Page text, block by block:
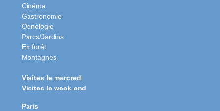
Cinéma
Gastronomie
Oenologie
Parcs/Jardins
En forêt
Montagnes
Visites le mercredi
Visites le week-end
Paris